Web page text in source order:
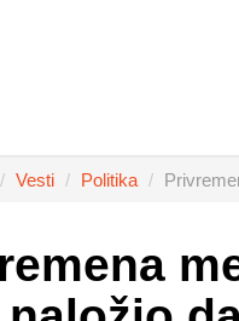
Vesti Politika